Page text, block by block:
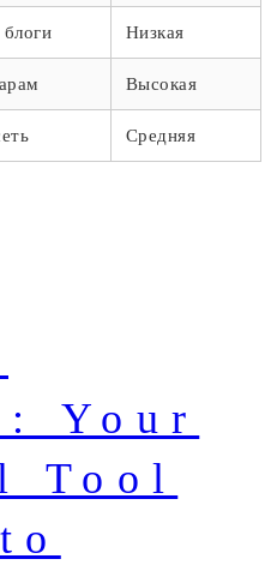
Низкая
Высокая
Средняя
Your
Tool